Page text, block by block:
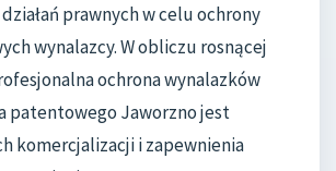
prawnych w celu ochrony
wynalazcy. W obliczu rosnącej
ochrona wynalazków
patentowego Jaworzno jest
komercjalizacji i zapewnienia